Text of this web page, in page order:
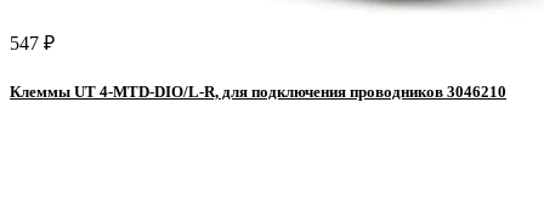
547 ₽
Клеммы UT 4-MTD-DIO/L-R, для подключения проводников 3046210